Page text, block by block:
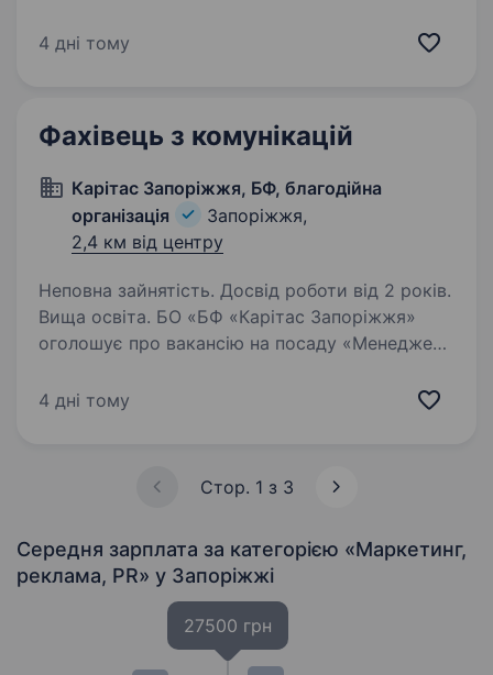
комунікацій в Україні з понад 20-річним
4 дні тому
Фахівець з комунікацій
Карітас Запоріжжя, БФ, благодійна
організація
Запоріжжя,
2,4 км від центру
Неповна зайнятість. Досвід роботи від 2 років.
Вища освіта. БО «БФ «Карітас Запоріжжя»
оголошує про вакансію на посаду «Менеджер
(часткова зайнятість). Основні обов’язки:
4 дні тому
Стор. 1 з 3
Середня зарплата за категорією «Маркетинг,
реклама, PR» у Запоріжжі
27500 грн